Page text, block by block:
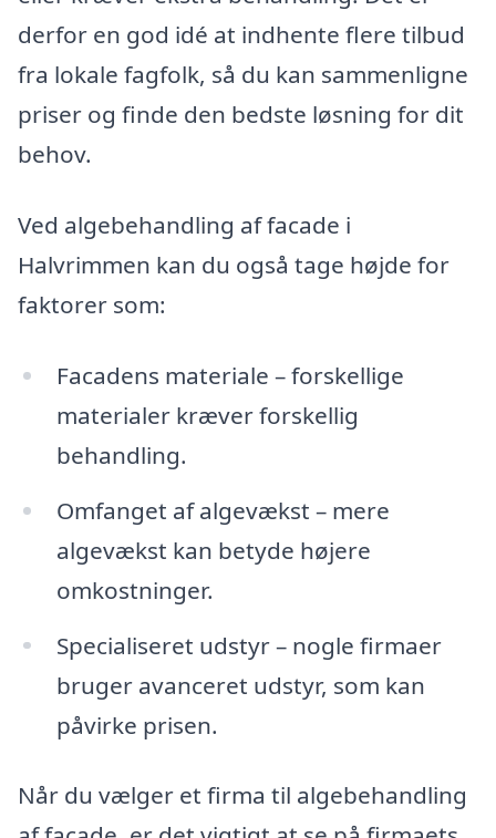
derfor en god idé at indhente flere tilbud
fra lokale fagfolk, så du kan sammenligne
priser og finde den bedste løsning for dit
behov.
Ved algebehandling af facade i
Halvrimmen kan du også tage højde for
faktorer som:
Facadens materiale – forskellige
materialer kræver forskellig
behandling.
Omfanget af algevækst – mere
algevækst kan betyde højere
omkostninger.
Specialiseret udstyr – nogle firmaer
bruger avanceret udstyr, som kan
påvirke prisen.
Når du vælger et firma til algebehandling